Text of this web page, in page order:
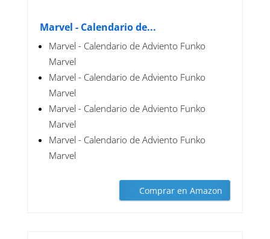
Marvel - Calendario de...
Marvel - Calendario de Adviento Funko
Marvel
Marvel - Calendario de Adviento Funko
Marvel
Marvel - Calendario de Adviento Funko
Marvel
Marvel - Calendario de Adviento Funko
Marvel
Comprar en Amazon